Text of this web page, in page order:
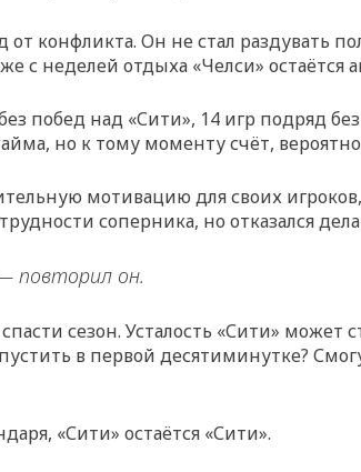
конфликта. Он не стал раздувать
с неделей отдыха «Челси» остаётся
побед над «Сити», 14 игр подряд
но к тому моменту счёт,
мотивацию для своих
соперника, но отказался
повторил он.
сезон. Усталость «Сити» может
в первой десятиминутке?
«Сити» остаётся «Сити».